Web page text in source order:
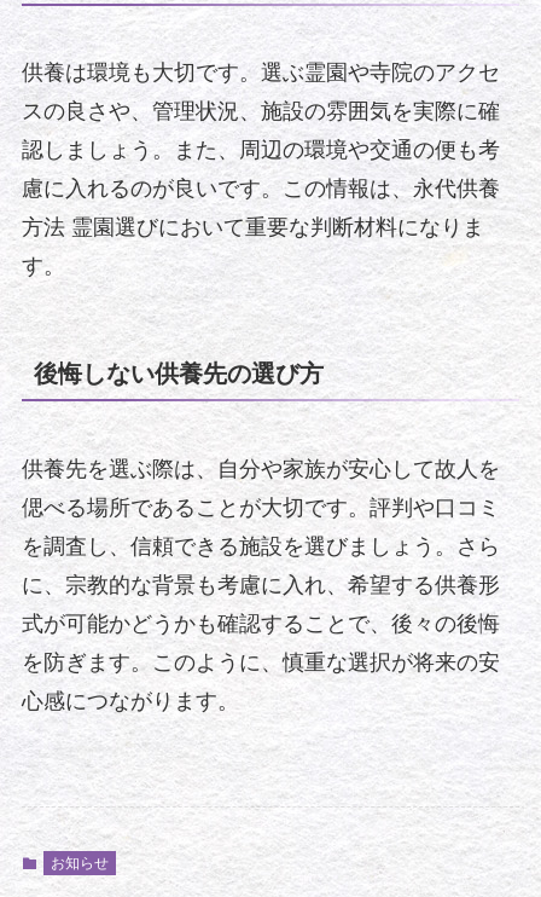
供養は環境も大切です。選ぶ霊園や寺院のアクセ
スの良さや、管理状況、施設の雰囲気を実際に確
認しましょう。また、周辺の環境や交通の便も考
慮に入れるのが良いです。この情報は、永代供養
方法 霊園選びにおいて重要な判断材料になりま
す。
後悔しない供養先の選び方
供養先を選ぶ際は、自分や家族が安心して故人を
偲べる場所であることが大切です。評判や口コミ
を調査し、信頼できる施設を選びましょう。さら
に、宗教的な背景も考慮に入れ、希望する供養形
式が可能かどうかも確認することで、後々の後悔
を防ぎます。このように、慎重な選択が将来の安
心感につながります。
お知らせ